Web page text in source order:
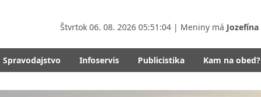
Štvrtok 06. 08. 2026 05:51:06 | Meniny má Jozefína
Spravodajstvo Infoservis Publicistika Kam na obed?